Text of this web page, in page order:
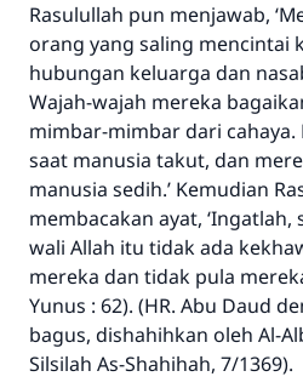
Rasulullah pun menjawab,
orang yang saling mencintai
hubungan keluarga dan
Wajah-wajah mereka
mimbar-mimbar dari
saat manusia takut, dan
manusia sedih.’ Kemudian
membacakan ayat, ‘Ingatlah,
wali Allah itu tidak ada
mereka dan tidak pula
Yunus : 62). (HR. Abu Daud
bagus, dishahihkan oleh Al-
Silsilah As-Shahihah, 7/1369).